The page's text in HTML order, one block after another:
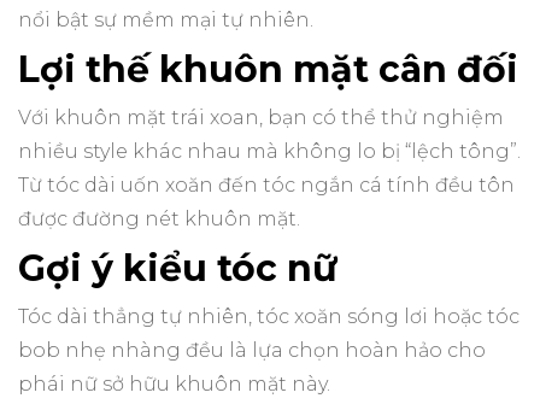
nổi bật sự mềm mại tự nhiên.
Lợi thế khuôn mặt cân đối
Với khuôn mặt trái xoan, bạn có thể thử nghiệm
nhiều style khác nhau mà không lo bị “lệch tông”.
Từ tóc dài uốn xoăn đến tóc ngắn cá tính đều tôn
được đường nét khuôn mặt.
Gợi ý kiểu tóc nữ
Tóc dài thẳng tự nhiên, tóc xoăn sóng lơi hoặc tóc
bob nhẹ nhàng đều là lựa chọn hoàn hảo cho
phái nữ sở hữu khuôn mặt này.